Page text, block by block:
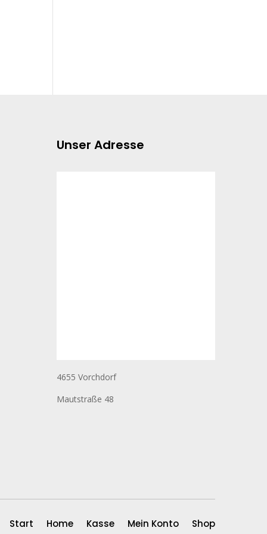
Unser Adresse
4655 Vorchdorf
Mautstraße 48
Start Home Kasse Mein Konto Shop